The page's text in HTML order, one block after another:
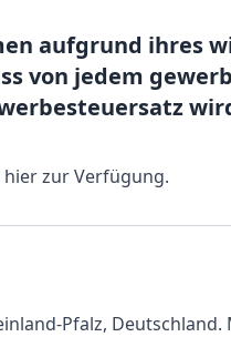
aufgrund ihres
von jedem
zur Verfügung.
Pfalz, Deutschland.